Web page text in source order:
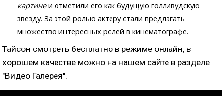
картинеи отметили его как будущую голливудскую
звезду. За этой ролью актеру стали предлагать
множество интересных ролей в кинематографе.
Тайсон смотреть бесплатно в режиме онлайн, в
хорошем качестве можно на нашем сайте в разделе
"Видео Галерея".